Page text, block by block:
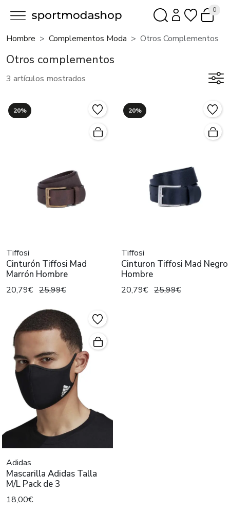
0
Hombre Complementos Moda Otros Complementos
Otros complementos
3 artículos mostrados
20%
Tiffosi
Cinturón Tiffosi Mad
Marrón Hombre
20,79€ 25,99€
20%
Tiffosi
Cinturon Tiffosi Mad Negro
Hombre
20,79€ 25,99€
Adidas
Mascarilla Adidas Talla
M/L Pack de 3
18,00€